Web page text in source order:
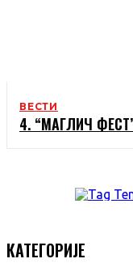
ВЕСТИ
4. “МАГЛИЧ
КАТЕГОРИЈЕ